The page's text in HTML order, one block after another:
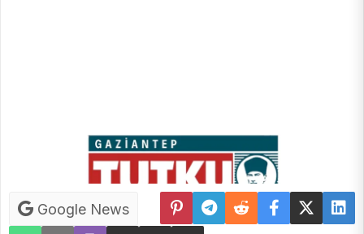
Google News